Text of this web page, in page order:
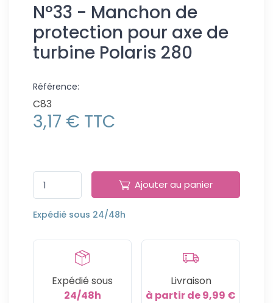
N°33 - Manchon de
protection pour axe de
turbine Polaris 280
Référence:
C83
3,17 € TTC
Ajouter au panier
Expédié sous 24/48h
Expédié sous
24/48h
Livraison
à partir de 9,99 €